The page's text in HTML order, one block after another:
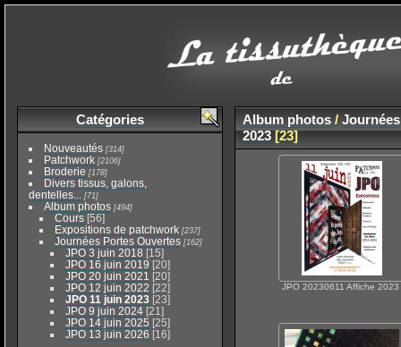
Catégories
Nouveautés [314]
Patchwork [2106]
Broderie [178]
Divers tissus, galons,
dentelles...
[71]
Album photos [494]
Cours [56]
Expositions de patchwork [237]
Journées Portes Ouvertes [162]
JPO 3 juin 2018 [15]
JPO 16 juin 2019 [20]
JPO 20 juin 2021
[20]
JPO 12 juin 2022 [22]
JPO 11 juin 2023 [23]
JPO 9 juin 2024 [21]
JPO 14 juin 2025 [25]
JPO 13 juin 2026 [16]
Album photos/
2023[23]
JPO 20230611 Affiche 2023